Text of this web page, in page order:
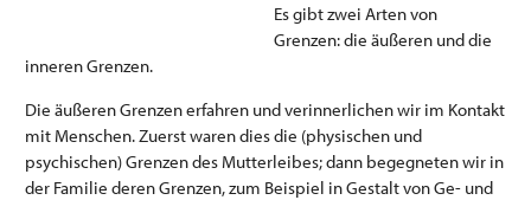
Es gibt zwei Arten von
Grenzen: die äußeren und die
inneren Grenzen.
Die äußeren Grenzen erfahren und verinnerlichen wir im Kontakt
mit Menschen. Zuerst waren dies die (physischen und
psychischen) Grenzen des Mutterleibes; dann begegneten wir in
der Familie deren Grenzen, zum Beispiel in Gestalt von Ge- und